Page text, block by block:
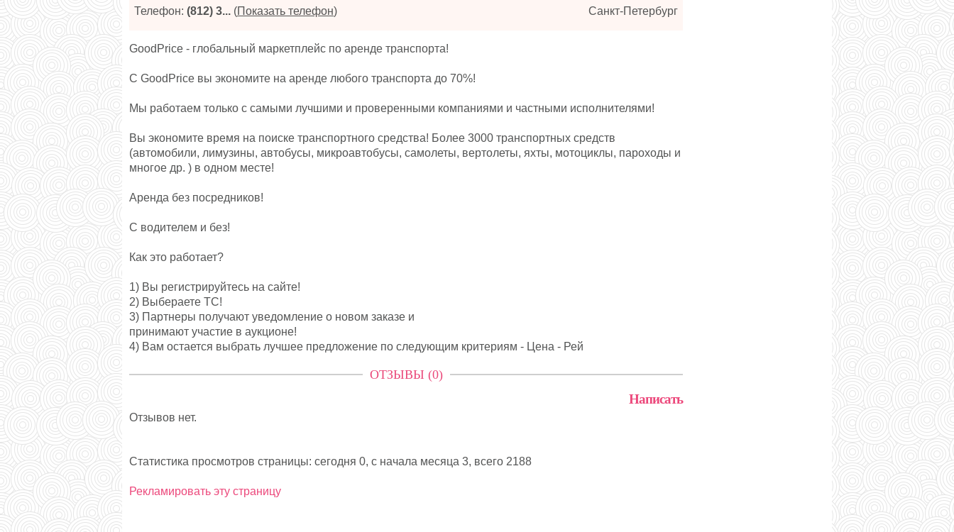
Телефон: (812) 3... (Показать телефон) Санкт-Петербург
GoodPrice - глобальный маркетплейс по аренде транспорта!
С GoodPrice вы экономите на аренде любого транспорта до 70%!
Мы работаем только с самыми лучшими и проверенными компаниями и частными исполнителями!
Вы экономите время на поиске транспортного средства! Более 3000 транспортных средств
(автомобили, лимузины, автобусы, микроавтобусы, самолеты, вертолеты, яхты, мотоциклы, пароходы и
многое др. ) в одном месте!
Аренда без посредников!
С водителем и без!
Как это работает?
1) Вы регистрируйтесь на сайте!
2) Выбераете ТС!
3) Партнеры получают уведомление о новом заказе и
принимают участие в аукционе!
4) Вам остается выбрать лучшее предложение по следующим критериям - Цена - Рей
ОТЗЫВЫ (0)
Написать
Отзывов нет.
Статистика просмотров страницы: сегодня 0, с начала месяца 3, всего 2188
Рекламировать эту страницу